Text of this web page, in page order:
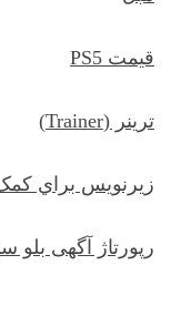
قیمت PS5
ترينر (Trainer)
زيرنويس براي کمک
رپورتاژ آگهی بلو